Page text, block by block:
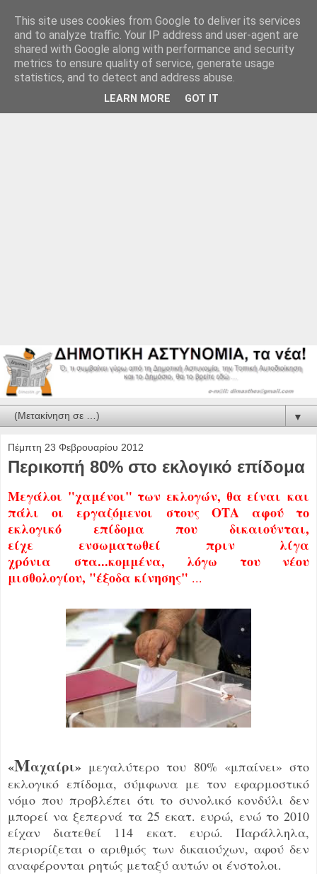
▼
Πέμπτη 23 Φεβρουαρίου 2012
Περικοπή 80% στο εκλογικό επίδομα
Μεγάλοι "χαμένοι" των εκλογών, θα είναι και
πάλι οι εργαζόμενοι στους ΟΤΑ αφού το
εκλογικό επίδομα που δικαιούνται,
είχε ενσωματωθεί πριν λίγα
χρόνια στα...κομμένα, λόγω του νέου
μισθολογίου, "έξοδα κίνησης" ...
«Μαχαίρι» μεγαλύτερο του 80% «μπαίνει» στο
εκλογικό επίδομα, σύμφωνα με τον εφαρμοστικό
νόμο που προβλέπει ότι το συνολικό κονδύλι δεν
μπορεί να ξεπερνά τα 25 εκατ. ευρώ, ενώ το 2010
είχαν διατεθεί 114 εκατ. ευρώ. Παράλληλα,
περιορίζεται ο αριθμός των δικαιούχων, αφού δεν
αναφέρονται ρητώς μεταξύ αυτών οι ένστολοι.
This site uses cookies from Google to deliver its services
and to analyze traffic. Your IP address and user-agent are
shared with Google along with performance and security
metrics to ensure quality of service, generate usage
statistics, and to detect and address abuse.
LEARN MORE GOT IT